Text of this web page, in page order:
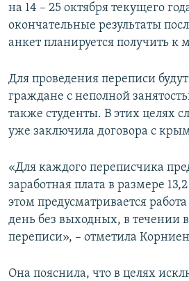
ELIFBE
УКРАИНСКАЯ ПРОБЛЕМА КРЫМА
Все сайты RFE/RL
на 14 – 25 октября текущего
окончательные результаты
анкет планируется получить к
Для проведения переписи
граждане с неполной
также студенты. В этих целях
уже заключила договора с
«Для каждого переписчика
заработная плата в размере
этом предусматривается
день без выходных, в течении
переписи», – отметила
Она пояснила, что в целях